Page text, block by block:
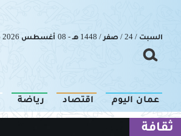
السبت / 24 / صفر / 1448 هـ - 08 أغسطس 2026 م
عمان اليوم اقتصاد رياضة
ثقافة